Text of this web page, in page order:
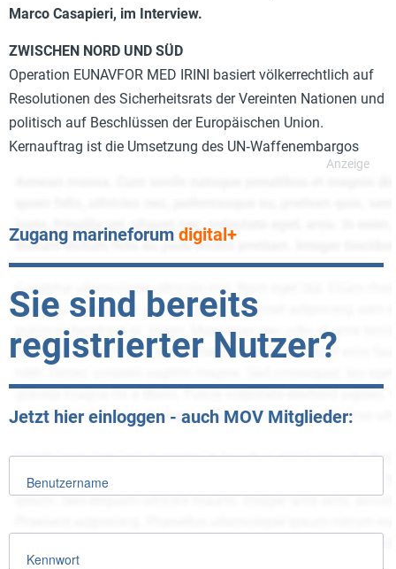
Marco Casapieri, im Interview.
ZWISCHEN NORD UND SÜD
Operation EUNAVFOR MED IRINI basiert völkerrechtlich auf
Resolutionen des Sicherheitsrats der Vereinten Nationen und
politisch auf Beschlüssen der Europäischen Union.
Kernauftrag ist die Umsetzung des UN‑Waffenembargos
Zugang marineforum digital+
Sie sind bereits
registrierter Nutzer?
Jetzt hier einloggen - auch MOV Mitglieder:
Benutzername
Kennwort